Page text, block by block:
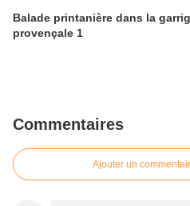
Balade printanière dans la
provençale 1
Commentaires
Ajouter un